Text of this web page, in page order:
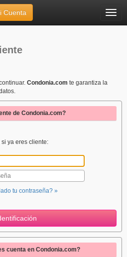
Menú
Cuenta
Cliente
Condonia.com te garantiza la
de Condonia.com?
ya eres cliente:
tu contraseña? »
cuenta en Condonia.com?